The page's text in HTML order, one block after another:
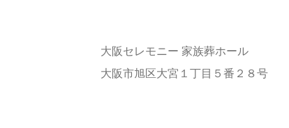
大阪セレモニー 家族葬ホール
大阪市旭区大宮１丁目５番２８号